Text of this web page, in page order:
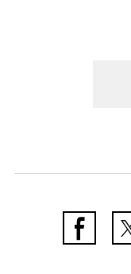
Facebook